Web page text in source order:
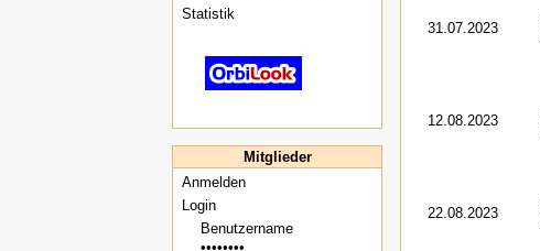
Statistik
Mitglieder
Anmelden
Login
31.07.2023
12.08.2023
22.08.2023